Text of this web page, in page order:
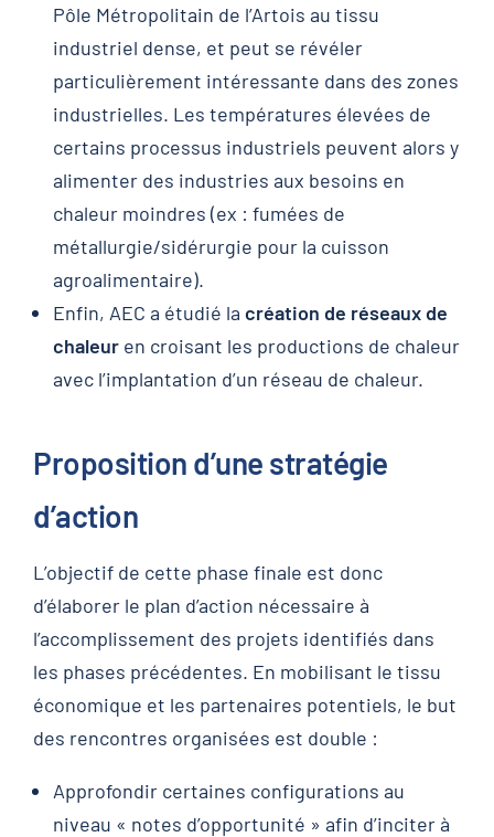
Pôle Métropolitain de l’Artois au tissu
industriel dense, et peut se révéler
particulièrement intéressante dans des zones
industrielles. Les températures élevées de
certains processus industriels peuvent alors y
alimenter des industries aux besoins en
chaleur moindres (ex : fumées de
métallurgie/sidérurgie pour la cuisson
agroalimentaire).
Enfin, AEC a étudié la création de réseaux de
chaleur en croisant les productions de chaleur
avec l’implantation d’un réseau de chaleur.
Proposition d’une stratégie
d’action
L’objectif de cette phase finale est donc
d’élaborer le plan d’action nécessaire à
l’accomplissement des projets identifiés dans
les phases précédentes. En mobilisant le tissu
économique et les partenaires potentiels, le but
des rencontres organisées est double :
Approfondir certaines configurations au
niveau « notes d’opportunité » afin d’inciter à